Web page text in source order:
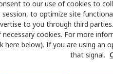
to our use of cookies to
session, to optimize site
to you through third
necessary cookies. For more
here below). If you are using an
that signal.
se asocia con muchos
descuentos
programan exámenes con
de su consulta en
de seguro para